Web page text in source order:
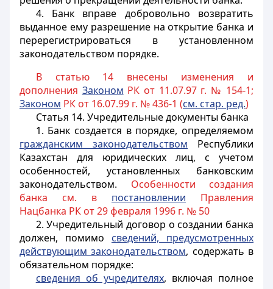
4. Банк вправе добровольно возвратить
выданное ему разрешение на открытие банка и
перерегистрироваться в установленном
законодательством порядке.
В статью 14 внесены изменения и
дополнения Законом РК от 11.07.97 г. № 154-1;
Законом РК от 16.07.99 г. № 436-1 (см. стар. ред.)
Статья 14. Учредительные документы банка
1. Банк создается в порядке, определяемом
гражданским законодательством Республики
Казахстан для юридических лиц, с учетом
особенностей, установленных банковским
законодательством. Особенности создания
банка см. в постановлении Правления
Нацбанка РК от 29 февраля 1996 г. № 50
2. Учредительный договор о создании банка
должен, помимо сведений, предусмотренных
действующим законодательством, содержать в
обязательном порядке:
сведения об учредителях, включая полное